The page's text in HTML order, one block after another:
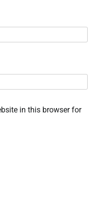
in this browser for